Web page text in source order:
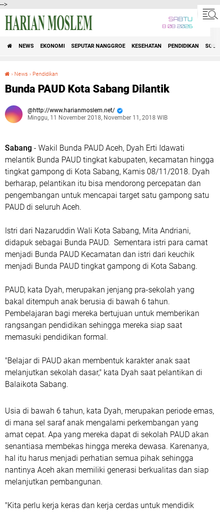
-->
SABTU
8 08 2026
NEWS EKONOMI SEPUTAR NANGGROE KESEHATAN PENDIDIKAN
› News › Pendidikan
Bunda PAUD Kota Sabang Dilantik
http://www.harianmoslem.net/
Minggu, 11 November 2018, November 11, 2018 WIB
Sabang - Wakil Bunda PAUD Aceh, Dyah Erti Idawati
melantik Bunda PAUD tingkat kabupaten, kecamatan hingga
tingkat gampong di Kota Sabang, Kamis 08/11/2018. Dyah
berharap, pelantikan itu bisa mendorong percepatan dan
pengembangan untuk mencapai target satu gampong satu
PAUD di seluruh Aceh.
Istri dari Nazaruddin Wali Kota Sabang, Mita Andriani,
didapuk sebagai Bunda PAUD. Sementara istri para camat
menjadi Bunda PAUD Kecamatan dan istri dari keuchik
menjadi Bunda PAUD tingkat gampong di Kota Sabang.
PAUD, kata Dyah, merupakan jenjang pra-sekolah yang
bakal ditempuh anak berusia di bawah 6 tahun.
Pembelajaran bagi mereka bertujuan untuk memberikan
rangsangan pendidikan sehingga mereka siap saat
memasuki pendidikan formal.
"Belajar di PAUD akan membentuk karakter anak saat
melanjutkan sekolah dasar," kata Dyah saat pelantikan di
Balaikota Sabang.
Usia di bawah 6 tahun, kata Dyah, merupakan periode emas,
di mana sel saraf anak mengalami perkembangan yang
amat cepat. Apa yang mereka dapat di sekolah PAUD akan
senantiasa membekas hingga mereka dewasa. Karenanya,
hal itu harus menjadi perhatian semua pihak sehingga
nantinya Aceh akan memiliki generasi berkualitas dan siap
melanjutkan pembangunan.
"Kita perlu kerja keras dan kerja cerdas untuk mendidik